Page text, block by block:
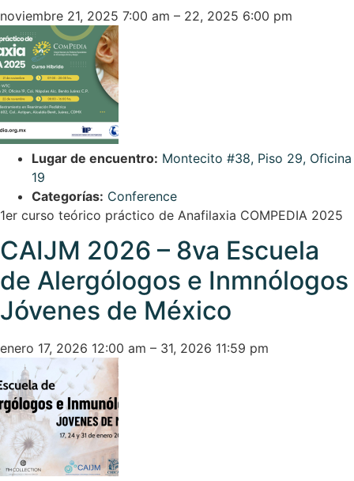
noviembre 21, 2025 7:00 am – 22, 2025 6:00 pm
Lugar de encuentro: Montecito #38, Piso 29, Oficina
19
Categorías: Conference
1er curso teórico práctico de Anafilaxia COMPEDIA 2025
CAIJM 2026 – 8va Escuela
de Alergólogos e Inmnólogos
Jóvenes de México
enero 17, 2026 12:00 am – 31, 2026 11:59 pm